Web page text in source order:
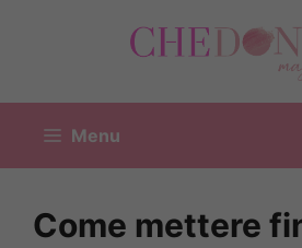
Menu
Come mettere